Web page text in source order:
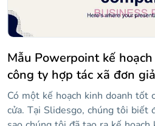
Mẫu Powerpoint kế
công ty hợp tác xã đơn
Có một kế hoạch kinh doanh tốt
cửa. Tại Slidesgo, chúng tôi biết